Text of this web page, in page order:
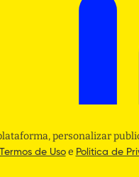
personalizar
Termos de Usoe Politica de